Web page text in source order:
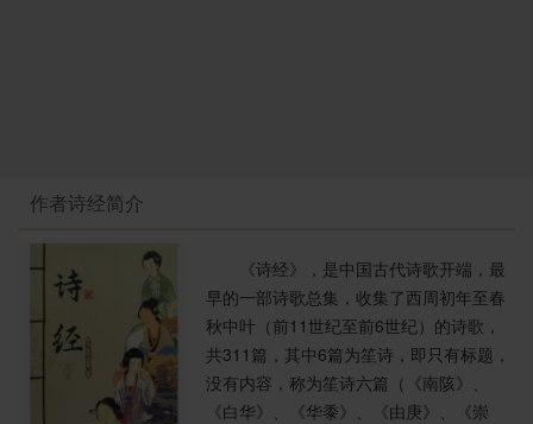
作者诗经简介
《诗经》，是中国古代诗歌开端，最
早的一部诗歌总集，收集了西周初年至春
秋中叶（前11世纪至前6世纪）的诗歌，
共311篇，其中6篇为笙诗，即只有标题，
没有内容，称为笙诗六篇（《南陔》、
《白华》、《华黍》、《由庚》、《崇